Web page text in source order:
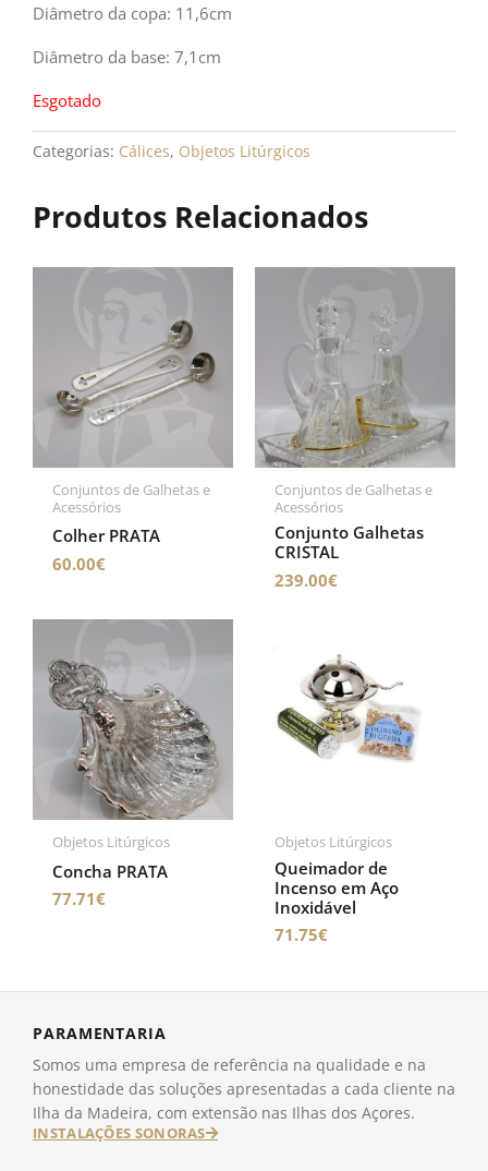
Diâmetro da copa: 11,6cm
Diâmetro da base: 7,1cm
Esgotado
Categorias: Cálices, Objetos Litúrgicos
Produtos Relacionados
Conjuntos de Galhetas e
Acessórios
Colher PRATA
60.00€
Conjuntos de Galhetas e
Acessórios
Conjunto Galhetas
CRISTAL
239.00€
Objetos Litúrgicos
Concha PRATA
77.71€
Objetos Litúrgicos
Queimador de
Incenso em Aço
Inoxidável
71.75€
PARAMENTARIA
Somos uma empresa de referência na qualidade e na
honestidade das soluções apresentadas a cada cliente na
Ilha da Madeira, com extensão nas Ilhas dos Açores.
INSTALAÇÕES SONORAS